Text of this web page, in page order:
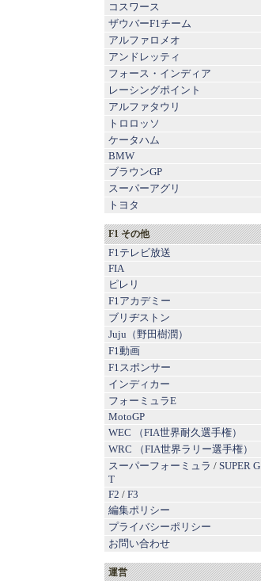
コスワース
ザウバーF1チーム
アルファロメオ
アンドレッティ
フォース・インディア
レーシングポイント
アルファタウリ
トロロッソ
ケータハム
BMW
ブラウンGP
スーパーアグリ
トヨタ
F1 その他
F1テレビ放送
FIA
ピレリ
F1アカデミー
ブリヂストン
Juju（野田樹潤）
F1動画
F1スポンサー
インディカー
フォーミュラE
MotoGP
WEC （FIA世界耐久選手権）
WRC （FIA世界ラリー選手権）
スーパーフォーミュラ / SUPER G
T
F2 / F3
編集ポリシー
プライバシーポリシー
お問い合わせ
運営